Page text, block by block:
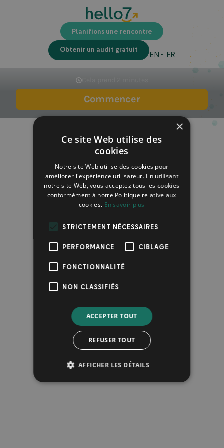
Planifions une rencontre
Obtenir un audit gratuit
EN FR
×
Ce site Web utilise des
cookies
Notre site Web utilise des cookies pour
améliorer l'expérience utilisateur. En utilisant
notre site Web, vous acceptez tous les cookies
conformément à notre Politique relative aux
cookies. En savoir plus
STRICTEMENT NÉCESSAIRES
PERFORMANCE CIBLAGE
FONCTIONNALITÉ
NON CLASSIFIÉS
ACCEPTER TOUT
REFUSER TOUT
AFFICHER LES DÉTAILS